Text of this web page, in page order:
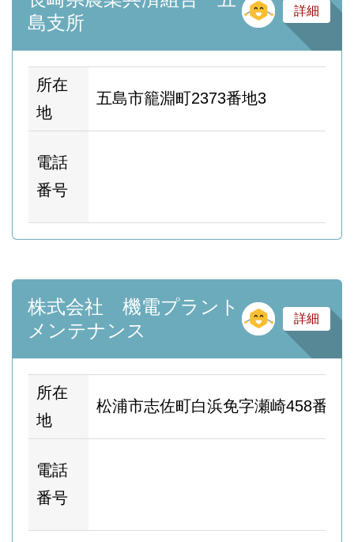
島支所
そ
詳細
所在
地
五島市籠淵町2373番地3
電話
番号
株式会社 機電プラント
メンテナンス
そ
詳細
所在
地
松浦市志佐町白浜免字瀬崎458番地1
電話
番号